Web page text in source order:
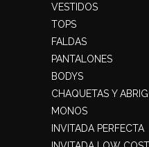
VESTIDOS
TOPS
FALDAS
PANTALONES
BODYS
CHAQUETAS Y
MONOS
INVITADA PERFECTA